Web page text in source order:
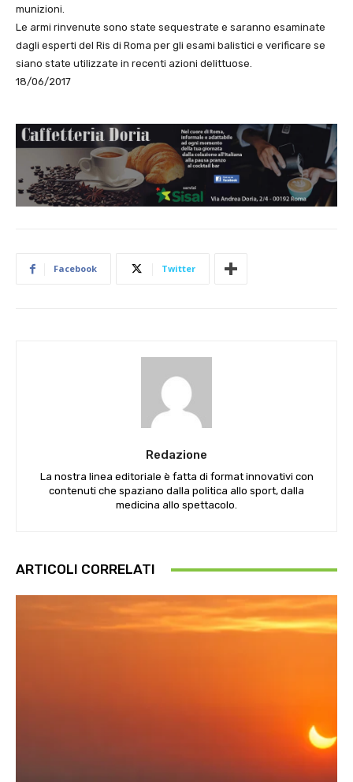
munizioni.
Le armi rinvenute sono state sequestrate e saranno esaminate
dagli esperti del Ris di Roma per gli esami balistici e verificare se
siano state utilizzate in recenti azioni delittuose.
18/06/2017
Facebook Twitter
Redazione
La nostra linea editoriale è fatta di format innovativi con
contenuti che spaziano dalla politica allo sport, dalla
medicina allo spettacolo.
ARTICOLI CORRELATI